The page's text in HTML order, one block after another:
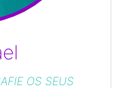
OS SEUS